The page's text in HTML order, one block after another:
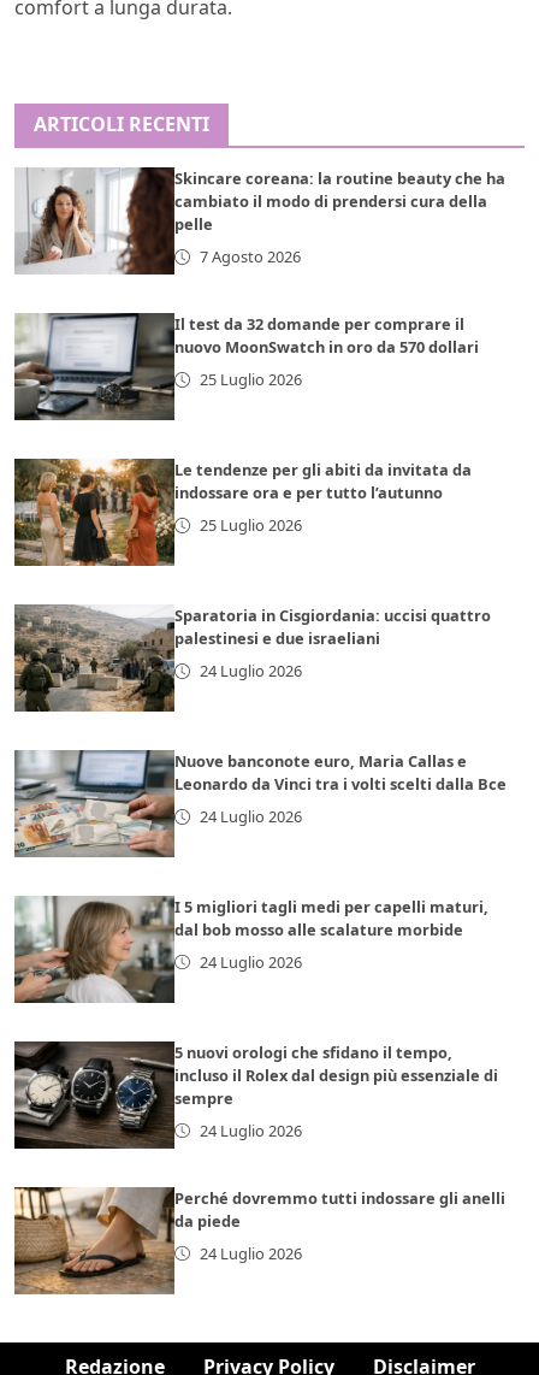
comfort a lunga durata.
ARTICOLI RECENTI
Skincare coreana: la routine beauty che ha
cambiato il modo di prendersi cura della
pelle
7 Agosto 2026
Il test da 32 domande per comprare il
nuovo MoonSwatch in oro da 570 dollari
25 Luglio 2026
Le tendenze per gli abiti da invitata da
indossare ora e per tutto l’autunno
25 Luglio 2026
Sparatoria in Cisgiordania: uccisi quattro
palestinesi e due israeliani
24 Luglio 2026
Nuove banconote euro, Maria Callas e
Leonardo da Vinci tra i volti scelti dalla Bce
24 Luglio 2026
I 5 migliori tagli medi per capelli maturi,
dal bob mosso alle scalature morbide
24 Luglio 2026
5 nuovi orologi che sfidano il tempo,
incluso il Rolex dal design più essenziale di
sempre
24 Luglio 2026
Perché dovremmo tutti indossare gli anelli
da piede
24 Luglio 2026
Redazione Privacy Policy Disclaimer